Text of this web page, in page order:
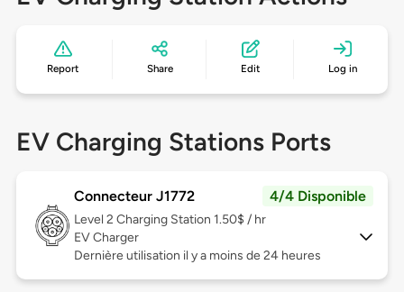
Report Share Edit Log in
EV Charging Stations Ports
Connecteur J1772 4/4 Disponible
Level 2 Charging Station 1.50$ / hr
EV Charger
Dernière utilisation il y a moins de 24 heures